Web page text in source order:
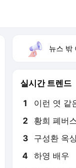
뉴스 밖
실시간 트렌드
1 이런 엿 같
2 황희 폐버
3 구성환 옥
4 하영 배우